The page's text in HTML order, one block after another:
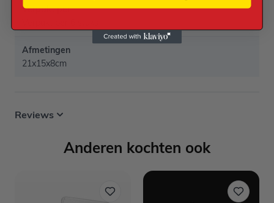
Verpakt per
Afmetingen
21x15x8cm
Reviews
Anderen kochten ook